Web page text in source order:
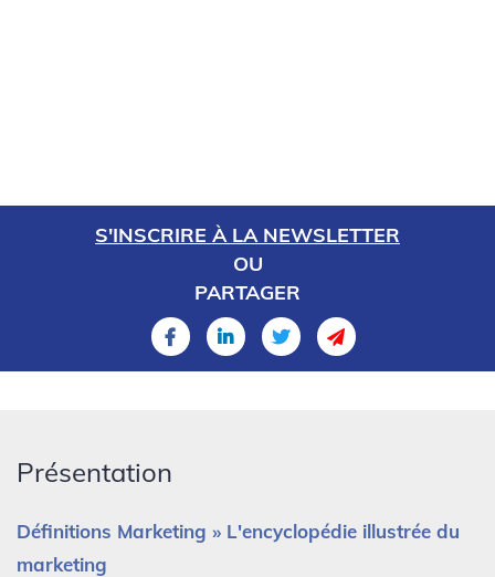
S'INSCRIRE À LA NEWSLETTER
OU
PARTAGER
Présentation
Définitions Marketing » L'encyclopédie illustrée du
marketing